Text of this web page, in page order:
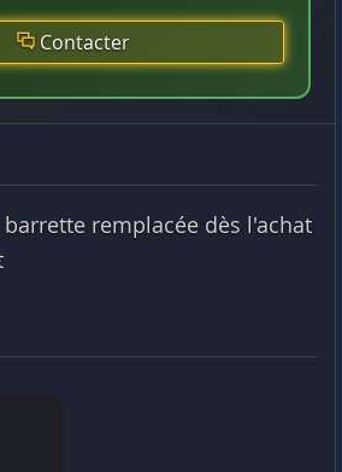
Contacter
remplacée dès l'achat